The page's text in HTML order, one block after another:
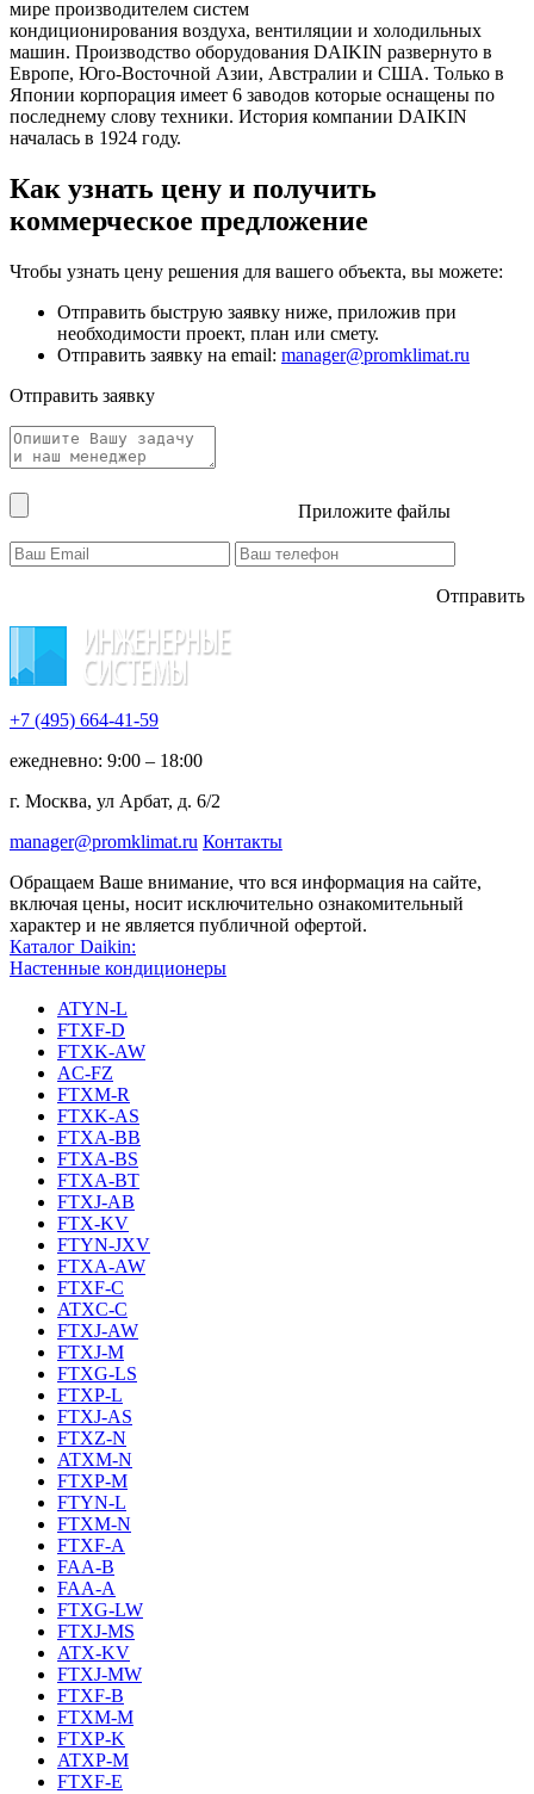
мире производителем систем
кондиционирования воздуха, вентиляции и холодильных
машин. Производство оборудования DAIKIN развернуто в
Европе, Юго-Восточной Азии, Австралии и США. Только в
Японии корпорация имеет 6 заводов которые оснащены по
последнему слову техники. История компании DAIKIN
началась в 1924 году.
Как узнать цену и получить
коммерческое предложение
Чтобы узнать цену решения для вашего объекта, вы можете:
Отправить быструю заявку ниже, приложив при
необходимости проект, план или смету.
Отправить заявку на email: manager@promklimat.ru
Отправить заявку
Приложите файлы
Отправить
+7 (495) 664-41-59
ежедневно: 9:00 – 18:00
г. Москва, ул Арбат, д. 6/2
manager@promklimat.ru Контакты
Обращаем Ваше внимание, что вся информация на сайте,
включая цены, носит исключительно ознакомительный
характер и не является публичной офертой.
Каталог Daikin:
Настенные кондиционеры
ATYN-L
FTXF-D
FTXK-AW
AC-FZ
FTXM-R
FTXK-AS
FTXA-BB
FTXA-BS
FTXA-BT
FTXJ-AB
FTX-KV
FTYN-JXV
FTXA-AW
FTXF-C
ATXC-C
FTXJ-AW
FTXJ-M
FTXG-LS
FTXP-L
FTXJ-AS
FTXZ-N
ATXM-N
FTXP-M
FTYN-L
FTXM-N
FTXF-A
FAA-B
FAA-A
FTXG-LW
FTXJ-MS
ATX-KV
FTXJ-MW
FTXF-B
FTXM-M
FTXP-K
ATXP-M
FTXF-E